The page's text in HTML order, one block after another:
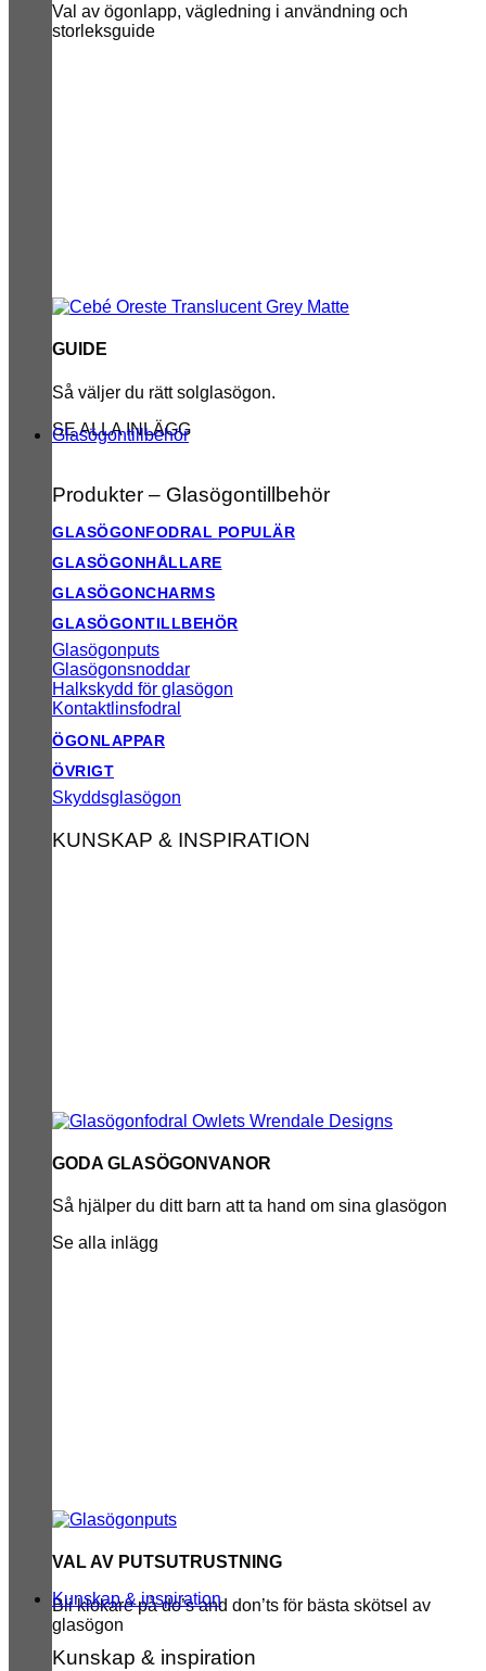
Val av ögonlapp, vägledning i användning och
storleksguide
GUIDE
Så väljer du rätt solglasögon.
SE ALLA INLÄGG
Glasögontillbehör
Produkter – Glasögontillbehör
GLASÖGONFODRAL
GLASÖGONHÅLLARE
GLASÖGONCHARMS
GLASÖGONTILLBEHÖR
Glasögonputs
Glasögonsnoddar
Halkskydd för glasögon
Kontaktlinsfodral
ÖGONLAPPAR
ÖVRIGT
Skyddsglasögon
KUNSKAP & INSPIRATION
GODA GLASÖGONVANOR
Så hjälper du ditt barn att ta hand om sina glasögon
Se alla inlägg
VAL AV PUTSUTRUSTNING
Bli klokare på do’s and don’ts för bästa skötsel av
glasögon
Kunskap & inspiration
Kunskap & inspiration